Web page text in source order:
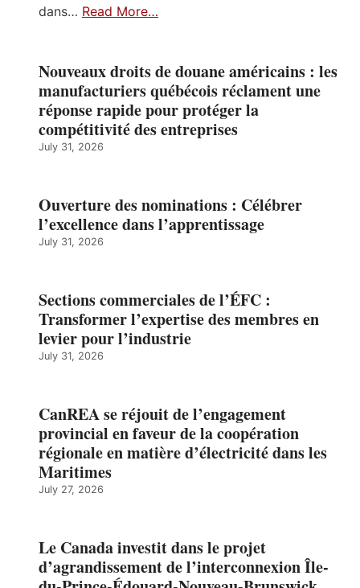
dans… Read More…
Nouveaux droits de douane américains : les
manufacturiers québécois réclament une
réponse rapide pour protéger la
compétitivité des entreprises
July 31, 2026
Ouverture des nominations : Célébrer
l’excellence dans l’apprentissage
July 31, 2026
Sections commerciales de l’ÉFC :
Transformer l’expertise des membres en
levier pour l’industrie
July 31, 2026
CanREA se réjouit de l’engagement
provincial en faveur de la coopération
régionale en matière d’électricité dans les
Maritimes
July 27, 2026
Le Canada investit dans le projet
d’agrandissement de l’interconnexion Île-